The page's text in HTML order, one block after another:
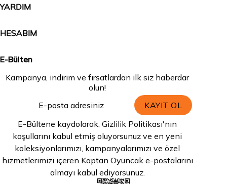
YARDIM
HESABIM
E-Bülten
Kampanya, indirim ve fırsatlardan ilk siz haberdar
olun!
KAYIT OL
E-Bültene kaydolarak, Gizlilik Politikası'nın
koşullarını kabul etmiş oluyorsunuz ve en yeni
koleksiyonlarımızı, kampanyalarımızı ve özel
hizmetlerimizi içeren Kaptan Oyuncak e-postalarını
almayı kabul ediyorsunuz.